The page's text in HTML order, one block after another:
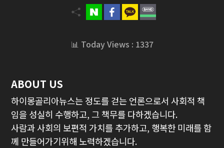
📊 Today Views : 1337
ABOUT US
하이몽골리아뉴스는 정도를 걷는 언론으로서 사회적 책
임을 성실히 수행하고, 그 책무를 다하겠습니다.
사람과 사회의 보편적 가치를 추가하고, 행복한 미래를 함
께 만들어가기위해 노력하겠습니다.